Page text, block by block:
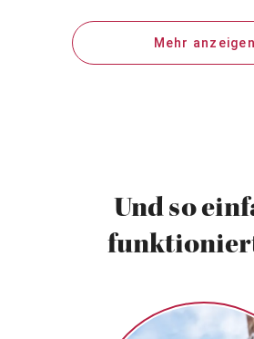
Mehr anzeigen
Und so